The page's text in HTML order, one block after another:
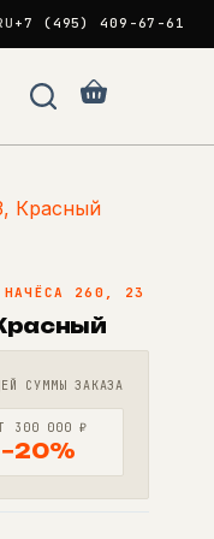
+7 (495) 409-67-61
Корзина
Красный
НАЧЁСА 260, 23
СУММЫ ЗАКАЗА
300 000 ₽
−20%